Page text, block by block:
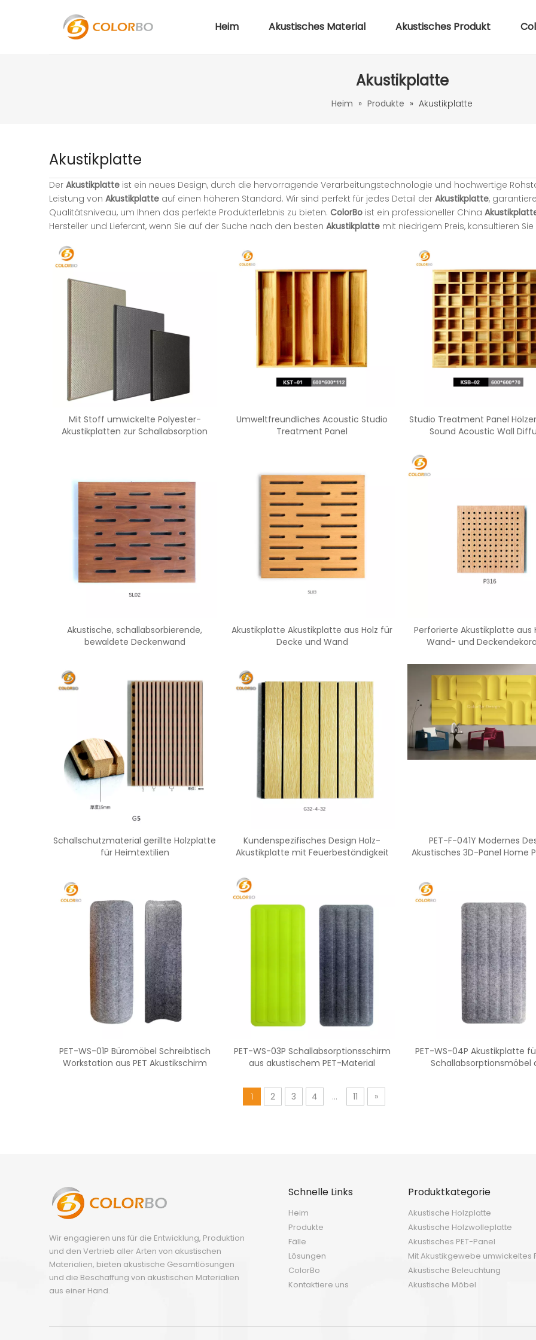
Heim Akustisches Material Akustisches Produkt
Akustikplatte
Heim » Produkte » Akustikplatte
Akustikplatte
Der Akustikplatte ist ein neues Design, durch die hervorragende Verarbeitungstechnologie und hochwertige
Leistung von Akustikplatte auf einen höheren Standard. Wir sind perfekt für jedes Detail der Akustikplatte,
Qualitätsniveau, um Ihnen das perfekte Produkterlebnis zu bieten. ColorBo ist ein professioneller China
Hersteller und Lieferant, wenn Sie auf der Suche nach den besten Akustikplatte mit niedrigem Preis, konsultieren Sie
Mit Stoff umwickelte Polyester-
Akustikplatten zur Schallabsorption
Umweltfreundliches Acoustic Studio
Treatment Panel
Studio Treatment Panel
Sound Acoustic Wall
Akustische, schallabsorbierende,
bewaldete Deckenwand
Akustikplatte Akustikplatte aus Holz für
Decke und Wand
Perforierte Akustikplatte aus
Wand- und
Schallschutzmaterial gerillte Holzplatte
für Heimtextilien
Kundenspezifisches Design Holz-
Akustikplatte mit Feuerbeständigkeit
PET-F-041Y Modernes
Akustisches 3D-Panel Home
PET-WS-01P Büromöbel Schreibtisch
Workstation aus PET Akustikschirm
PET-WS-03P Schallabsorptionsschirm
aus akustischem PET-Material
PET-WS-04P Akustikplatte
Schallabsorptionsmöbel
1
2 3 4 ... 11 »
<
Wir engagieren uns für die Entwicklung, Produktion
und den Vertrieb aller Arten von akustischen
Materialien, bieten akustische Gesamtlösungen
und die Beschaffung von akustischen Materialien
aus einer Hand.
Schnelle Links
Heim
Produkte
Fälle
Lösungen
ColorBo
Kontaktiere uns
Produktkategorie
Akustische Holzplatte
Akustische Holzwolleplatte
Akustisches PET-Panel
Mit Akustikgewebe umwickeltes
Akustische Beleuchtung
Akustische Möbel